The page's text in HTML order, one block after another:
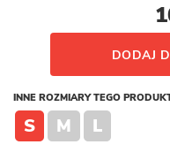
DODAJ
INNE ROZMIARY TEGO
S M L